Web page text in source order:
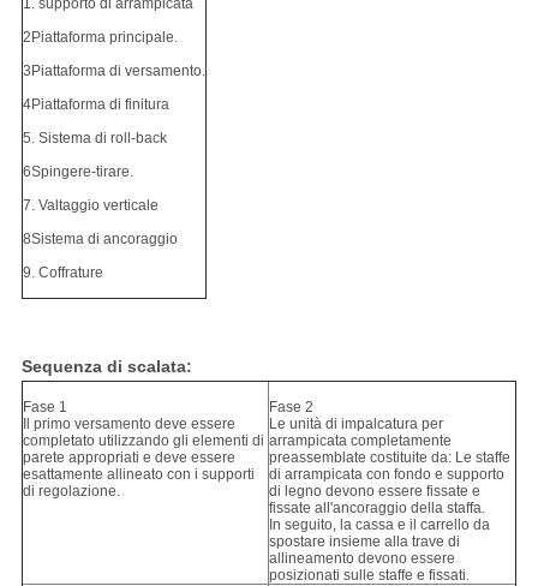
1. supporto di arrampicata
2Piattaforma principale.
3Piattaforma di versamento.
4Piattaforma di finitura
5. Sistema di roll-back
6Spingere-tirare.
7. Valtaggio verticale
8Sistema di ancoraggio
9. Coffrature
Sequenza di scalata:
Fase 1
Il primo versamento deve essere
completato utilizzando gli elementi di
parete appropriati e deve essere
esattamente allineato con i supporti
di regolazione.
Fase 2
Le unità di impalcatura per
arrampicata completamente
preassemblate costituite da: Le staffe
di arrampicata con fondo e supporto
di legno devono essere fissate e
fissate all'ancoraggio della staffa.
In seguito, la cassa e il carrello da
spostare insieme alla trave di
allineamento devono essere
posizionati sulle staffe e fissati.